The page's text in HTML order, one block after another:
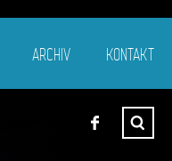
ARCHIV KONTAKT